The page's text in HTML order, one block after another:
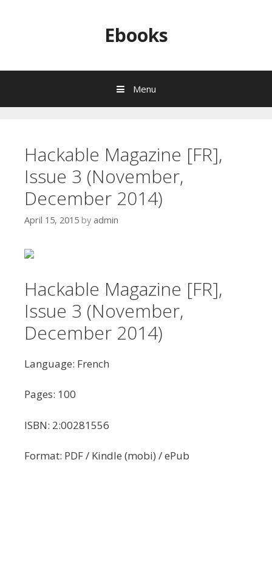
Ebooks
Menu
Hackable Magazine [FR],
Issue 3 (November,
December 2014)
April 15, 2015 by admin
Hackable Magazine [FR],
Issue 3 (November,
December 2014)
Language: French
Pages: 100
ISBN: 2:00281556
Format: PDF / Kindle (mobi) / ePub